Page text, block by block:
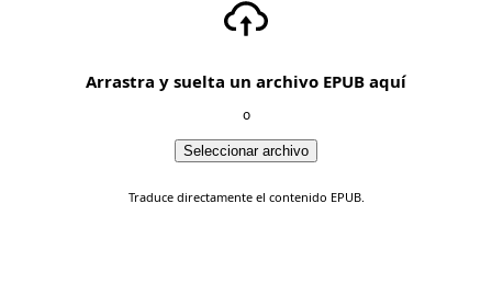
Arrastra y suelta un archivo EPUB aquí
o
Seleccionar archivo
Traduce directamente el contenido EPUB.